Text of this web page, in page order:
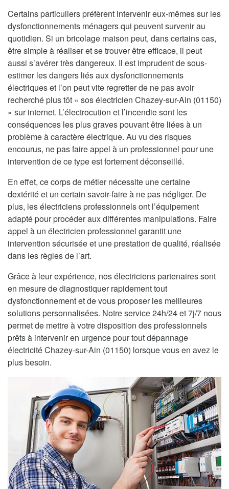
Certains particuliers préfèrent intervenir eux-mêmes sur les
dysfonctionnements ménagers qui peuvent survenir au
quotidien. Si un bricolage maison peut, dans certains cas,
être simple à réaliser et se trouver être efficace, il peut
aussi s’avérer très dangereux. Il est imprudent de sous-
estimer les dangers liés aux dysfonctionnements
électriques et l’on peut vite regretter de ne pas avoir
recherché plus tôt « sos électricien Chazey-sur-Ain (01150)
» sur internet. L’électrocution et l’incendie sont les
conséquences les plus graves pouvant être liées à un
problème à caractère électrique. Au vu des risques
encourus, ne pas faire appel à un professionnel pour une
intervention de ce type est fortement déconseillé.
En effet, ce corps de métier nécessite une certaine
dextérité et un certain savoir-faire à ne pas négliger. De
plus, les électriciens professionnels ont l’équipement
adapté pour procéder aux différentes manipulations. Faire
appel à un électricien professionnel garantit une
intervention sécurisée et une prestation de qualité, réalisée
dans les règles de l’art.
Grâce à leur expérience, nos électriciens partenaires sont
en mesure de diagnostiquer rapidement tout
dysfonctionnement et de vous proposer les meilleures
solutions personnalisées. Notre service 24h/24 et 7j/7 nous
permet de mettre à votre disposition des professionnels
prêts à intervenir en urgence pour tout dépannage
électricité Chazey-sur-Ain (01150) lorsque vous en avez le
plus besoin.